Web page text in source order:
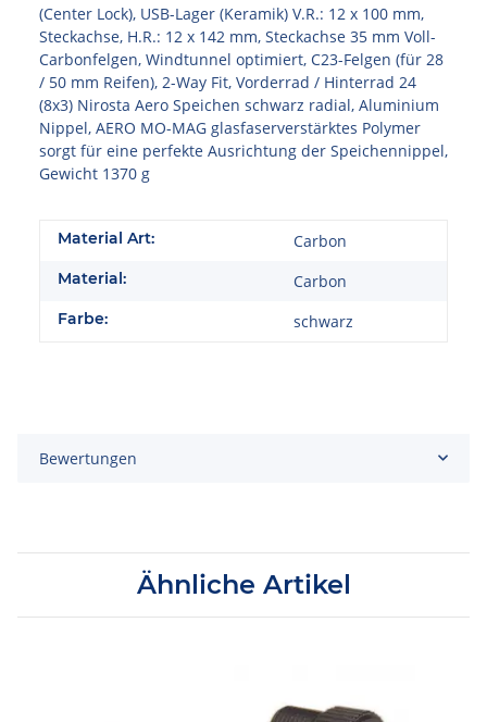
(Center Lock), USB-Lager (Keramik) V.R.: 12 x 100 mm,
Steckachse, H.R.: 12 x 142 mm, Steckachse 35 mm Voll-
Carbonfelgen, Windtunnel optimiert, C23-Felgen (für 28
/ 50 mm Reifen), 2-Way Fit, Vorderrad / Hinterrad 24
(8x3) Nirosta Aero Speichen schwarz radial, Aluminium
Nippel, AERO MO-MAG glasfaserverstärktes Polymer
sorgt für eine perfekte Ausrichtung der Speichennippel,
Gewicht 1370 g
Material Art: Carbon
Material: Carbon
Farbe: schwarz
Bewertungen
Ähnliche Artikel